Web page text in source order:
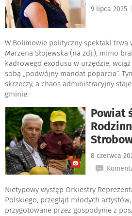
9 lipca 2025
W Bolimowie polityczny spektakl trwa
Marzena Słojewska (na zdj.), mimo
kadrowego exodusu w urzędzie,
sobą „podwójny mandat poparcia”.
skrzeczy, a chaos administracyjny
gminie.
Powiat
8 czerwca
Nietypowy występ Orkiestry
Polskiego, przegląd młodych
przygotowane przez gospodynie z